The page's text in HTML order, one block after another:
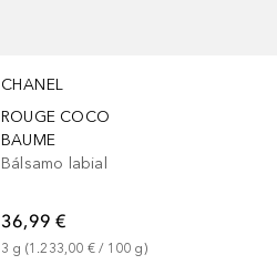
CHANEL
ROUGE COCO
BAUME
Bálsamo labial
36,99 €
3 g (1.233,00 € / 100 g)